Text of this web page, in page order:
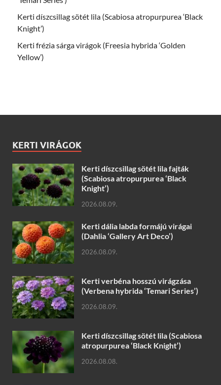
Kerti díszcsillag sötét lila (Scabiosa atropurpurea ‘Black
Knight’)
Kerti frézia sárga virágok (Freesia hybrida ‘Golden
Yellow’)
KERTI VIRÁGOK
Kerti díszcsillag sötét lila fajták
(Scabiosa atropurpurea ‘Black
Knight’)
2026.08.09.
Kerti dália labda formájú virágai
(Dahlia ‘Gallery Art Deco’)
2026.08.09.
Kerti verbéna hosszú virágzása
(Verbena hybrida ‘Temari Series’)
2026.08.09.
Kerti díszcsillag sötét lila (Scabiosa
atropurpurea ‘Black Knight’)
2026.08.08.